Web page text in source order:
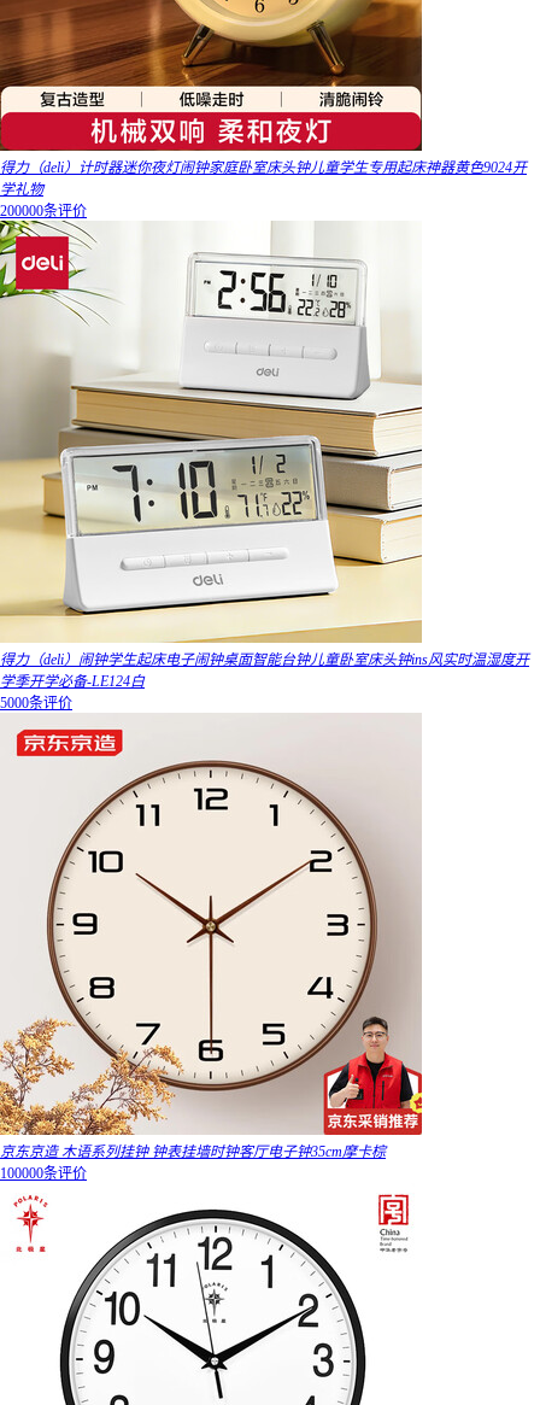
得力（deli）计时器迷你夜灯闹钟家庭卧室床头钟儿童学生专用起床神器黄色9024开
学礼物
200000条评价
得力（deli）闹钟学生起床电子闹钟桌面智能台钟儿童卧室床头钟ins风实时温湿度开
学季开学必备-LE124白
5000条评价
京东京造 木语系列挂钟 钟表挂墙时钟客厅电子钟35cm摩卡棕
100000条评价